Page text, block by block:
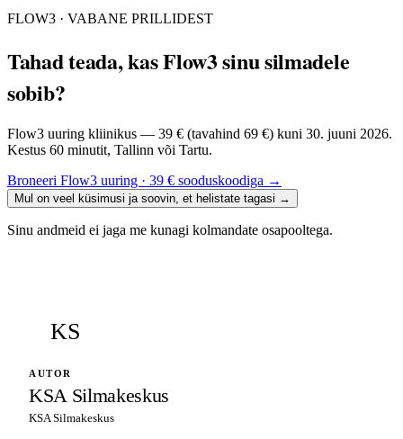
FLOW3 · VABANE PRILLIDEST
Tahad teada, kas Flow3 sinu silmadele
sobib?
Flow3 uuring kliinikus — 39 € (tavahind 69 €) kuni 30. juuni 2026.
Kestus 60 minutit, Tallinn või Tartu.
Broneeri Flow3 uuring · 39 € sooduskoodiga →
Mul on veel küsimusi ja soovin, et helistate tagasi →
Sinu andmeid ei jaga me kunagi kolmandate osapooltega.
KS
AUTOR
KSA Silmakeskus
KSA Silmakeskus